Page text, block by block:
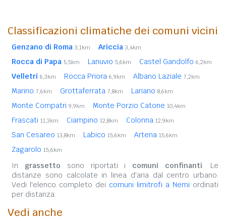
Classificazioni climatiche dei comuni vicini
Genzano di Roma 3,1km Ariccia 3,4km
Rocca di Papa 5,5km Lanuvio 5,6km Castel Gandolfo 6,2km
Velletri 6,3km Rocca Priora 6,9km Albano Laziale 7,2km
Marino 7,6km Grottaferrata 7,8km Lariano 8,6km
Monte Compatri 9,9km Monte Porzio Catone 10,4km
Frascati 11,3km Ciampino 12,8km Colonna 12,9km
San Cesareo 13,8km Labico 15,6km Artena 15,6km
Zagarolo 15,6km
In grassetto sono riportati i comuni confinanti. Le
distanze sono calcolate in linea d'aria dal centro urbano.
Vedi l'elenco completo dei comuni limitrofi a Nemi ordinati
per distanza.
Vedi anche